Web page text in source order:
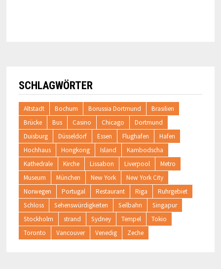
SCHLAGWÖRTER
Altstadt Bochum Borussia Dortmund
Brasilien
Brücke
Bus Casino Chicago
Dortmund
Duisburg
Düsseldorf Essen Flughafen
Hafen
Hochhaus
Hongkong Island
Kambodscha
Kathedrale
Kirche Lissabon Liverpool
Metro
Museum
München New York
New York City
Norwegen
Portugal Restaurant Riga
Ruhrgebiet
Schloss
Sehenswürdigkeiten Seilbahn
Singapur
Stockholm
strand Sydney Tempel
Tokio
Toronto
Vancouver Venedig Zeche